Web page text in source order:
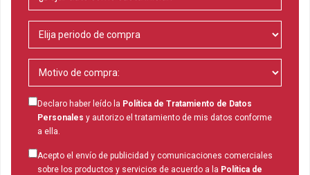
Declaro haber leído la Política de Tratamiento de Datos
Personales y autorizo el tratamiento de mis datos conforme
a ella.
Acepto el envío de publicidad y comunicaciones comerciales
sobre los productos y servicios de acuerdo a la Política de